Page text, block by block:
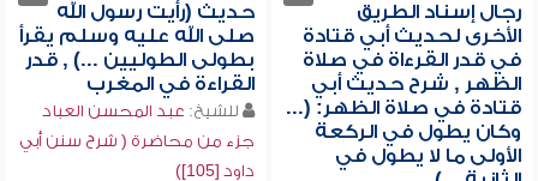
رجال إسناد الطريق
الأخرى لحديث أبي قتادة
في قدر القرءاة في صلاة
الظهر , شرح حديث أبي
قتادة في صلاة الظهر: (...
وكان يطول في الركعة
الأولى ما لا يطول في
حديث (رأيت رسول الله
صلى الله عليه وسلم يقرأ
بطولى الطوليين ...) , قدر
القراءة في المغرب
للشيخ: عبد المحسن العباد
جزء من محاضرة ( شرح سنن أبي
داود [105])